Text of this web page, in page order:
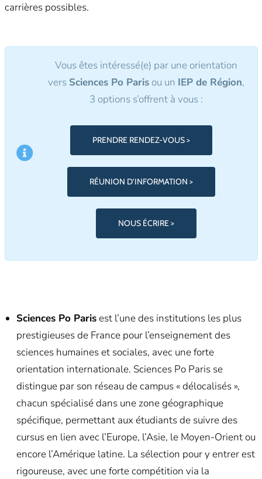
carrières possibles.
Vous êtes intéressé(e) par une orientation
vers Sciences Po Parisou un IEP de Région,
3 options s’offrent à vous :
PRENDRE RENDEZ-VOUS >
RÉUNION D’INFORMATION >
NOUS ÉCRIRE >
Sciences Po Parisest l’une des institutions les plus
prestigieuses de France pour l’enseignement des
sciences humaines et sociales, avec une forte
orientation internationale. Sciences Po Paris se
distingue par son réseau de campus « délocalisés »,
chacun spécialisé dans une zone géographique
spécifique, permettant aux étudiants de suivre des
cursus en lien avec l’Europe, l’Asie, le Moyen-Orient ou
encore l’Amérique latine. La sélection pour y entrer est
rigoureuse, avec une forte compétition via la